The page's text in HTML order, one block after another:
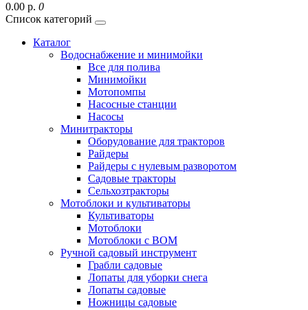
0.00 р. 0
Список категорий
Каталог
Водоснабжение и минимойки
Все для полива
Минимойки
Мотопомпы
Насосные станции
Насосы
Минитракторы
Оборудование для тракторов
Райдеры
Райдеры с нулевым разворотом
Садовые тракторы
Сельхозтракторы
Мотоблоки и культиваторы
Культиваторы
Мотоблоки
Мотоблоки с ВОМ
Ручной садовый инструмент
Грабли садовые
Лопаты для уборки снега
Лопаты садовые
Ножницы садовые